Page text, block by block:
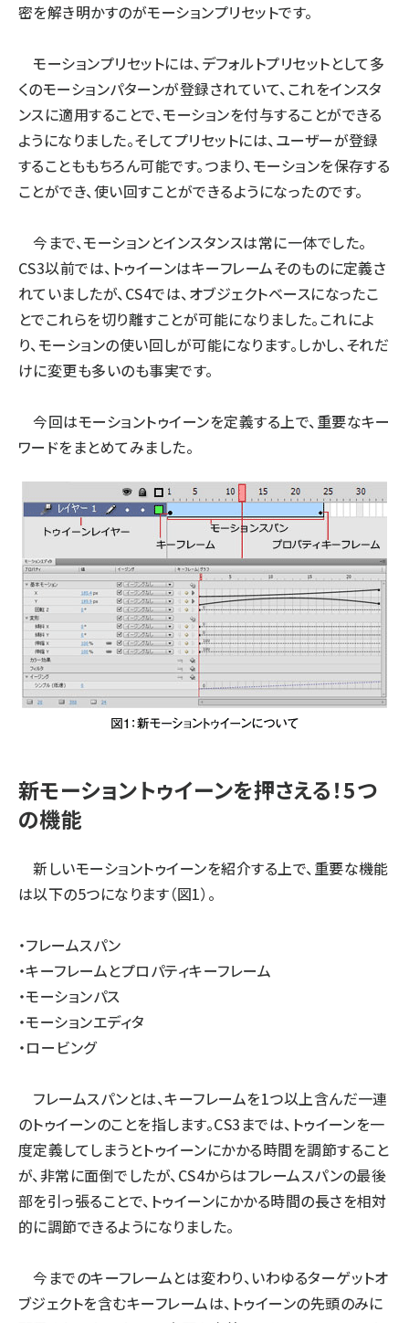
密を解き明かすのがモーションプリセットです。
モーションプリセットには、デフォルトプリセットとして多
くのモーションパターンが登録されていて、これをインスタ
ンスに適用することで、モーションを付与することができる
ようになりました。そしてプリセットには、ユーザーが登録
することももちろん可能です。つまり、モーションを保存する
ことができ、使い回すことができるようになったのです。
今まで、モーションとインスタンスは常に一体でした。
CS3以前では、トゥイーンはキーフレームそのものに定義さ
れていましたが、CS4では、オブジェクトベースになったこ
とでこれらを切り離すことが可能になりました。これによ
り、モーションの使い回しが可能になります。しかし、それだ
けに変更も多いのも事実です。
今回はモーショントゥイーンを定義する上で、重要なキー
ワードをまとめてみました。
新モーショントゥイーンを押さえる！5つ
の機能
新しいモーショントゥイーンを紹介する上で、重要な機能
は以下の5つになります（図1）。
・フレームスパン
・キーフレームとプロパティキーフレーム
・モーションパス
・モーションエディタ
・ロービング
フレームスパンとは、キーフレームを1つ以上含んだ一連
のトゥイーンのことを指します。CS3までは、トゥイーンを一
度定義してしまうとトゥイーンにかかる時間を調節すること
が、非常に面倒でしたが、CS4からはフレームスパンの最後
部を引っ張ることで、トゥイーンにかかる時間の長さを相対
的に調節できるようになりました。
今までのキーフレームとは変わり、いわゆるターゲットオ
ブジェクトを含むキーフレームは、トゥイーンの先頭のみに